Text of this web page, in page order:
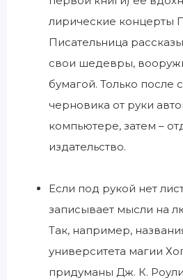
лирические концерты
Писательница
свои шедевры,
бумагой. Только после
черновика от руки
компьютере, затем –
издательство.
Если под рукой нет
записывает мысли на
Так, например,
университета магии
придуманы Дж. К.